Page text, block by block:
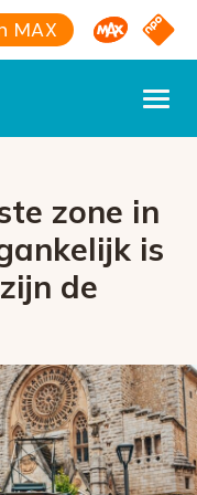
MAX Omroep
NPO
zone in
is
de